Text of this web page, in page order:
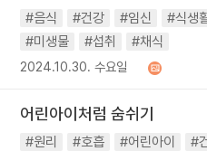
#음식 #건강 #임신 #식생
#미생물
#섭취 #채식
2024.10.30. 수요일
어린아이처럼 숨쉬기
#원리 #호흡 #어린아이 #